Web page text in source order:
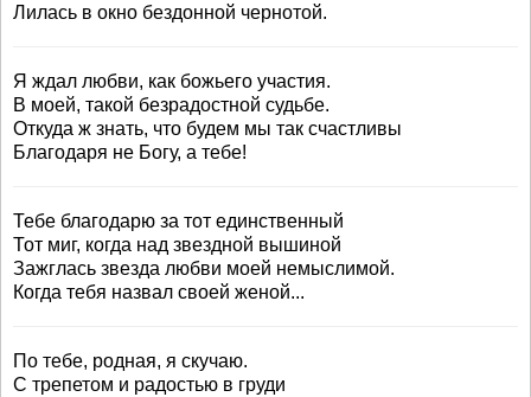
Лилась в окно бездонной чернотой.
Я ждал любви, как божьего участия.
В моей, такой безрадостной судьбе.
Откуда ж знать, что будем мы так счастливы
Благодаря не Богу, а тебе!
Тебе благодарю за тот единственный
Тот миг, когда над звездной вышиной
Зажглась звезда любви моей немыслимой.
Когда тебя назвал своей женой...
По тебе, родная, я скучаю.
С трепетом и радостью в груди